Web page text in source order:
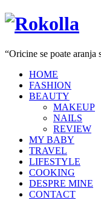
“Oricine se poate aranja
HOME
FASHION
BEAUTY
MAKEUP
NAILS
REVIEW
MY BABY
TRAVEL
LIFESTYLE
COOKING
DESPRE MINE
CONTACT